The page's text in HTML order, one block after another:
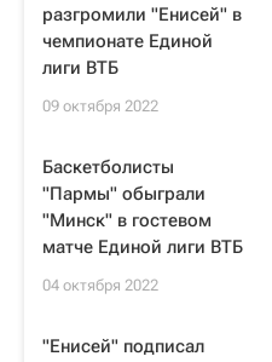
разгромили "Енисей" в
чемпионате Единой
лиги ВТБ
09 октября 2022
Баскетболисты
"Пармы" обыграли
"Минск" в гостевом
матче Единой лиги ВТБ
04 октября 2022
"Енисей" подписал